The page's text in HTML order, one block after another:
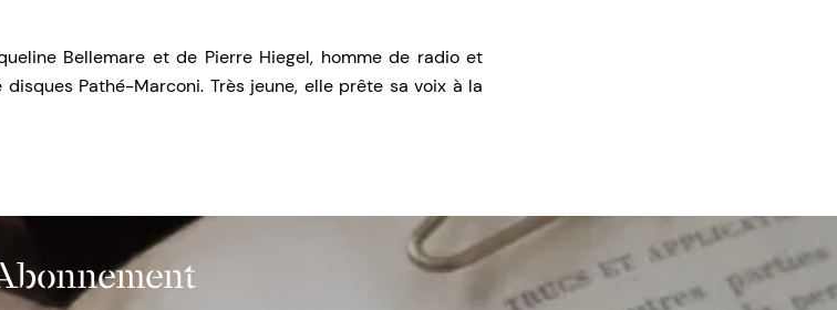
Bellemare et de Pierre Hiegel, homme de radio et
Pathé-Marconi. Très jeune, elle prête sa voix à la